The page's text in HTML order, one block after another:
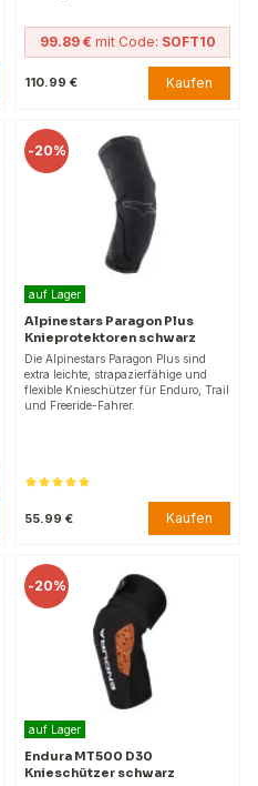
99.89 € mit Code: SOFT10
110.99 € Kaufen
-20%
auf Lager
Alpinestars Paragon Plus
Knieprotektoren schwarz
Die Alpinestars Paragon Plus sind
extra leichte, strapazierfähige und
flexible Knieschützer für Enduro, Trail
und Freeride-Fahrer.
55.99 € Kaufen
-20%
auf Lager
Endura MT500 D30
Knieschützer schwarz